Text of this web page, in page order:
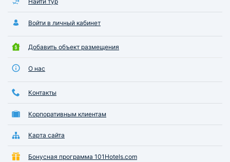
Войти в личный кабинет
Добавить объект размещения
О нас
Контакты
Корпоративным клиентам
Карта сайта
Бонусная программа 101Hotels.com